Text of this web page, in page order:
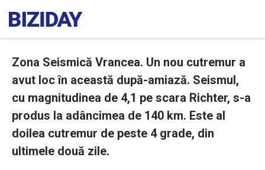
Zona Seismică Vrancea. Un nou cutremur a
avut loc în această după-amiază. Seismul,
cu magnitudinea de 4,1 pe scara Richter, s-a
produs la adâncimea de 140 km. Este al
doilea cutremur de peste 4 grade, din
ultimele două zile.